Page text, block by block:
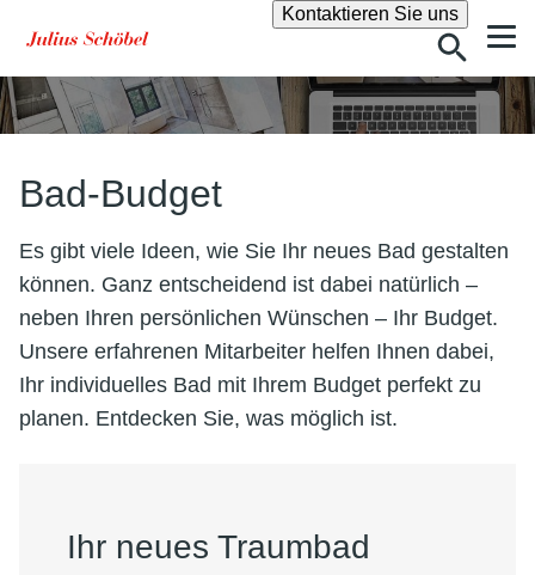
Kontaktieren Sie unsSuche
Bad-Budget
Es gibt viele Ideen, wie Sie Ihr neues Bad gestalten
können. Ganz entscheidend ist dabei natürlich –
neben Ihren persönlichen Wünschen – Ihr Budget.
Unsere erfahrenen Mitarbeiter helfen Ihnen dabei,
Ihr individuelles Bad mit Ihrem Budget perfekt zu
planen. Entdecken Sie, was möglich ist.
Ihr neues Traumbad